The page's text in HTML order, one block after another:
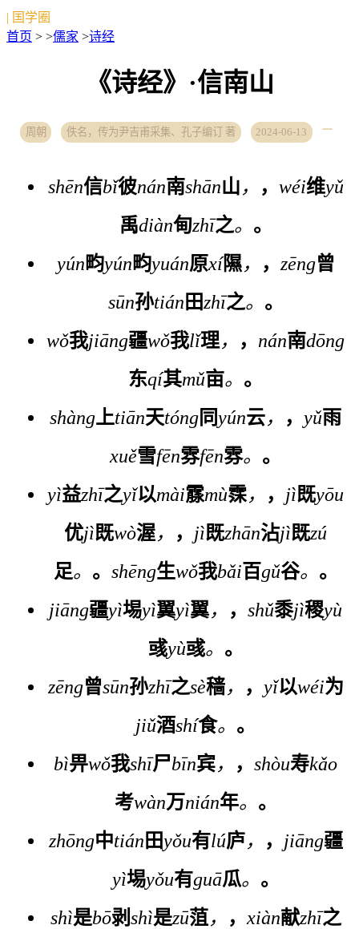
| 国学圈
首页 > >儒家 >诗经
《诗经》·信南山
周朝 佚名，传为尹吉甫采集、孔子编订 著 2024-06-13
shēn信bǐ彼nán南shān山 ， ， wéi维yǔ
禹diàn甸zhī之。 。
yún畇yún畇yuán原xí隰， ， zēng曾
sūn孙tián 田zhī之。 。
wǒ我jiāng疆wǒ我lǐ理， ， nán南dōng
东qí其mǔ亩。 。
shàng上tiān天tóng同yún云， ， yǔ雨
xuě雪fēn雰fēn雰。 。
yì益zhī之yǐ以mài霡mù霂， ， jì既yōu
优jì既wò渥， ， jì既zhān沾jì既zú
足。 。 shēng生wǒ我bǎi百gǔ谷。 。
jiāng疆yì埸yì翼yì翼， ， shǔ黍jì稷yù
彧yù彧。 。
zēng曾sūn孙zhī之sè穑， ， yǐ以wéi为
jiǔ酒shí食。 。
bì畀wǒ我shī尸bīn宾， ， shòu寿kǎo
考wàn万nián年。 。
zhōng中tián 田yǒu有lú庐， ， jiāng疆
yì埸yǒu有guā瓜。 。
shì是bō剥shì是zū菹， ， xiàn献zhī之